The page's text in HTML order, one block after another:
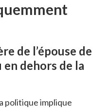
de l’épouse de
dehors de la
politique implique